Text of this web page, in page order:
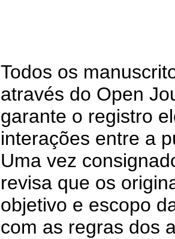
Todos os
através do Open
garante o registro
interações entre a
Uma vez
revisa que os
objetivo e escopo
com as regras dos